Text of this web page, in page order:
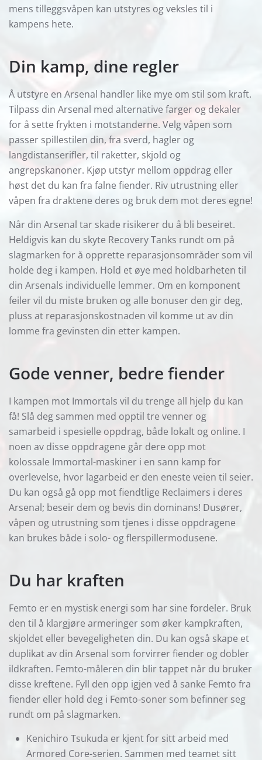
mens tilleggsvåpen kan utstyres og veksles til i
kampens hete.
Din kamp, dine regler
Å utstyre en Arsenal handler like mye om stil som kraft.
Tilpass din Arsenal med alternative farger og dekaler
for å sette frykten i motstanderne. Velg våpen som
passer spillestilen din, fra sverd, hagler og
langdistanserifler, til raketter, skjold og
angrepskanoner. Kjøp utstyr mellom oppdrag eller
høst det du kan fra falne fiender. Riv utrustning eller
våpen fra draktene deres og bruk dem mot deres egne!
Når din Arsenal tar skade risikerer du å bli beseiret.
Heldigvis kan du skyte Recovery Tanks rundt om på
slagmarken for å opprette reparasjonsområder som vil
holde deg i kampen. Hold et øye med holdbarheten til
din Arsenals individuelle lemmer. Om en komponent
feiler vil du miste bruken og alle bonuser den gir deg,
pluss at reparasjonskostnaden vil komme ut av din
lomme fra gevinsten din etter kampen.
Gode venner, bedre fiender
I kampen mot Immortals vil du trenge all hjelp du kan
få! Slå deg sammen med opptil tre venner og
samarbeid i spesielle oppdrag, både lokalt og online. I
noen av disse oppdragene går dere opp mot
kolossale Immortal-maskiner i en sann kamp for
overlevelse, hvor lagarbeid er den eneste veien til seier.
Du kan også gå opp mot fiendtlige Reclaimers i deres
Arsenal; beseir dem og bevis din dominans! Dusører,
våpen og utrustning som tjenes i disse oppdragene
kan brukes både i solo- og flerspillermodusene.
Du har kraften
Femto er en mystisk energi som har sine fordeler. Bruk
den til å klargjøre armeringer som øker kampkraften,
skjoldet eller bevegeligheten din. Du kan også skape et
duplikat av din Arsenal som forvirrer fiender og dobler
ildkraften. Femto-måleren din blir tappet når du bruker
disse kreftene. Fyll den opp igjen ved å sanke Femto fra
fiender eller hold deg i Femto-soner som befinner seg
rundt om på slagmarken.
Kenichiro Tsukuda er kjent for sitt arbeid med
Armored Core-serien. Sammen med teamet sitt